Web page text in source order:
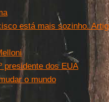
está mais sozinho.
presidente dos EUA
o mundo